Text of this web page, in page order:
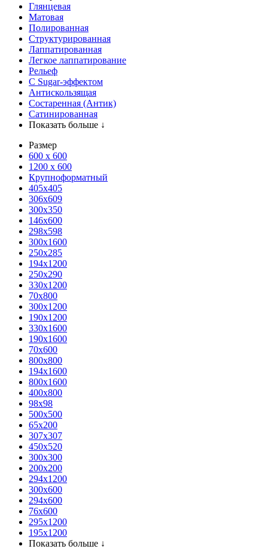
Глянцевая
Матовая
Полированная
Структурированная
Лаппатированная
Легкое лаппатирование
Рельеф
С Sugar-эффектом
Антискользящая
Состаренная (Антик)
Сатинированная
Показать больше ↓
Размер
600 х 600
1200 х 600
Крупноформатный
405x405
306x609
300x350
146x600
298x598
300x1600
250x285
194x1200
250x290
330x1200
70x800
300x1200
190x1200
330x1600
190x1600
70x600
800x800
194x1600
800x1600
400х800
98x98
500x500
65x200
307x307
450x520
300x300
200x200
294x1200
300x600
294x600
76х600
295х1200
195х1200
Показать больше ↓